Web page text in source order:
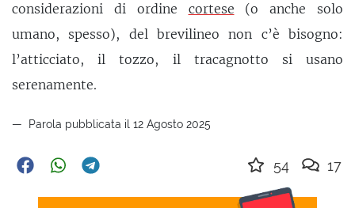
considerazioni di ordine cortese (o anche solo
umano, spesso), del brevilineo non c’è bisogno:
l’atticciato, il tozzo, il tracagnotto si usano
serenamente.
Parola pubblicata il 12 Agosto 2025
54 17